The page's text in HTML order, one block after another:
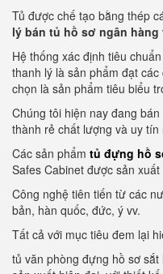
Tủ được chế tạo bằng thép
lý bán tủ hồ sơ ngân hàng
Hệ thống xác định tiêu
thanh lý là sản phẩm đạt
chọn là sản phẩm tiêu biểu
Chúng tôi hiện nay đang
thành rẻ chất lượng và uy
Các sản phẩm tủ đựng hồ
Safes Cabinet được sản
Công nghệ tiên tiến từ các
bản, hàn quốc, đức, ý vv.
Tất cả với mục tiêu đem lại
tủ văn phòng đựng hồ sơ